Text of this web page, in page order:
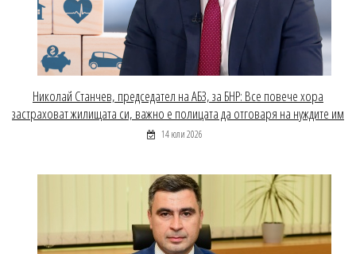
Николай Станчев, председател на АБЗ, за БНР: Все повече хора
застраховат жилищата си, важно е полицата да отговаря на нуждите им
14 юли 2026